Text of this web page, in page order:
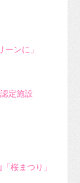
ンに」
定施設
桜まつり」